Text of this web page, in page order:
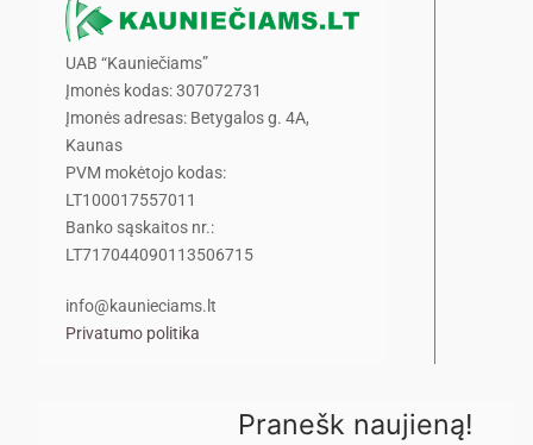
UAB “Kauniečiams”
Įmonės kodas: 307072731
Įmonės adresas: Betygalos g. 4A,
Kaunas
PVM mokėtojo kodas:
LT100017557011
Banko sąskaitos nr.:
LT717044090113506715
info@kaunieciams.lt
Privatumo politika
Pranešk naujieną!